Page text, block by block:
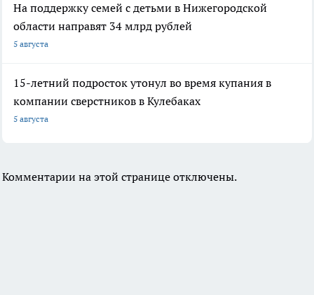
На поддержку семей с детьми в Нижегородской
области направят 34 млрд рублей
5 августа
15-летний подросток утонул во время купания в
компании сверстников в Кулебаках
5 августа
Комментарии на этой странице отключены.